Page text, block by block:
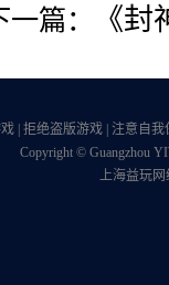
一篇： 《
| 拒绝盗版游戏 | 注意自
Copyright © Guangzhou
上海益玩网